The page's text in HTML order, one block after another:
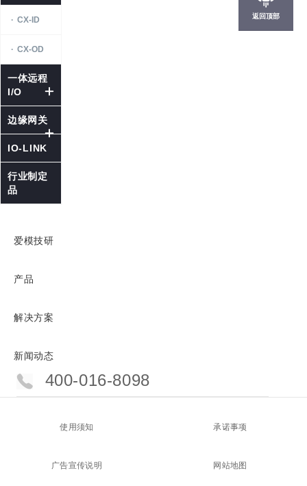
· CX-ID
· CX-OD
一体远程
I/O
边缘网关
IO-LINK
行业制定
品
爱模技研
产品
解决方案
新闻动态
400-016-8098
使用须知 承诺事项
广告宣传说明 网站地图
返回顶部